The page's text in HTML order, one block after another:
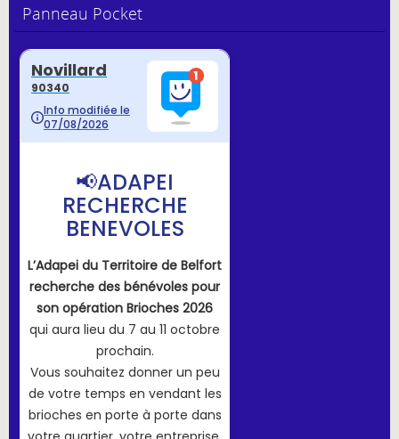
Panneau Pocket